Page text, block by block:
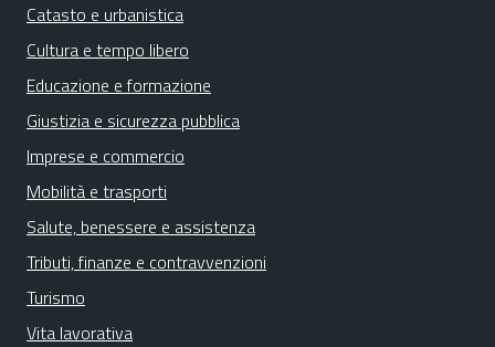
Catasto e urbanistica
Cultura e tempo libero
Educazione e formazione
Giustizia e sicurezza pubblica
Imprese e commercio
Mobilità e trasporti
Salute, benessere e assistenza
Tributi, finanze e contravvenzioni
Turismo
Vita lavorativa